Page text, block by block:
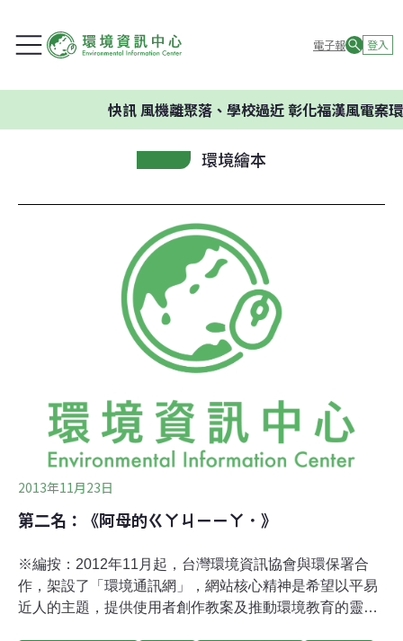
電子報 登入
快訊風機離聚落、學校過近 彰化福漢風電案環
環境繪本
2013年11月23日
第二名：《阿母的ㄍㄚㄐㄧㄧㄚ．》
※編按：2012年11月起，台灣環境資訊協會與環保署合
作，架設了「環境通訊網」，網站核心精神是希望以平易
近人的主題，提供使用者創作教案及推動環境教育的靈